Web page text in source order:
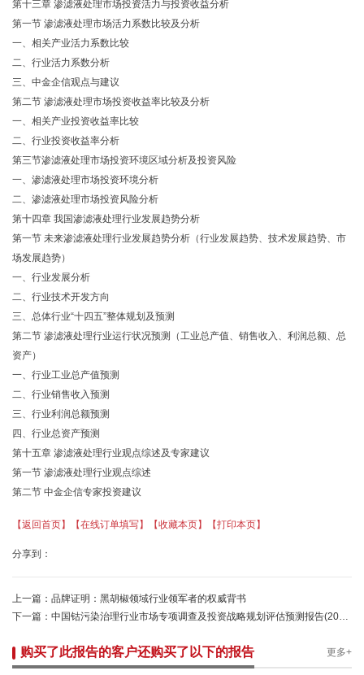
第十三章 渗滤液处理市场投资活力与投资收益分析
第一节 渗滤液处理市场活力系数比较及分析
一、相关产业活力系数比较
二、行业活力系数分析
三、中金企信观点与建议
第二节 渗滤液处理市场投资收益率比较及分析
一、相关产业投资收益率比较
二、行业投资收益率分析
第三节渗滤液处理市场投资环境区域分析及投资风险
一、渗滤液处理市场投资环境分析
二、渗滤液处理市场投资风险分析
第十四章 我国渗滤液处理行业发展趋势分析
第一节 未来渗滤液处理行业发展趋势分析（行业发展趋势、技术发展趋势、市
场发展趋势）
一、行业发展分析
二、行业技术开发方向
三、总体行业“十四五”整体规划及预测
第二节 渗滤液处理行业运行状况预测（工业总产值、销售收入、利润总额、总
资产）
一、行业工业总产值预测
二、行业销售收入预测
三、行业利润总额预测
四、行业总资产预测
第十五章 渗滤液处理行业观点综述及专家建议
第一节 渗滤液处理行业观点综述
第二节 中金企信专家投资建议
【返回首页】 【在线订单填写】 【收藏本页】 【打印本页】
分享到：
上一篇： 品牌证明：黑胡椒领域行业领军者的权威背书
下一篇： 中国钴污染治理行业市场专项调查及投资战略规划评估预测报告(2021定制版)
购买了此报告的客户还购买了以下的报告 更多+